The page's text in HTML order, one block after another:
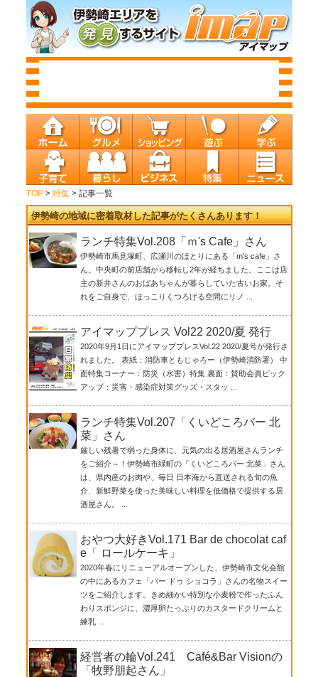
TOP> 特集> 記事一覧
伊勢崎の地域に密着取材した記事がたくさんあります！
ランチ特集Vol.208「ｍ's Cafe」さん
伊勢崎市馬見塚町、広瀬川のほとりにある「m’s cafe」さ
ん。中央町の前店舗から移転し2年が経ちました。ここは店
主の新井さんのおばあちゃんが暮らしていた古いお家。そ
れをご自身で、ほっこりくつろげる空間にリノ ...
アイマッププレス Vol22 2020/夏 発行
2020年9月1日にアイマッププレスVol.22 2020/夏号が発行さ
れました。 表紙：消防車ともじゃろー（伊勢崎消防署） 中
面特集コーナー：防災（水害）特集 裏面：賛助会員ピック
アップ：災害・感染症対策グッズ・スタッ ...
ランチ特集Vol.207「くいどころバー 北
菜」さん
厳しい残暑で弱った身体に、元気の出る居酒屋さんランチ
をご紹介～！伊勢崎市緑町の「くいどころバー 北菜」さん
は、県内産のお肉や、毎日 日本海から直送される旬の魚
介、新鮮野菜を使った美味しい料理を低価格で提供する居
酒屋さん。 ...
おやつ大好きVol.171 Bar de chocolat caf
e「 ロールケーキ」
2020年春にリニューアルオープンした、伊勢崎市文化会館
の中にあるカフェ「バー ドゥ ショコラ」さんの名物スイー
ツをご紹介します。きめ細かい特別な小麦粉で作ったふん
わりスポンジに、濃厚卵たっぷりのカスタードクリームと
練乳 ...
経営者の輪Vol.241 Café&Bar Visionの
「牧野朋起さん」